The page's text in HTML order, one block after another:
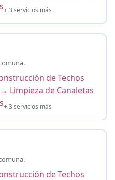
+ 3 servicios más
de Techos
→ Limpieza de Canaletas
+ 3 servicios más
de Techos